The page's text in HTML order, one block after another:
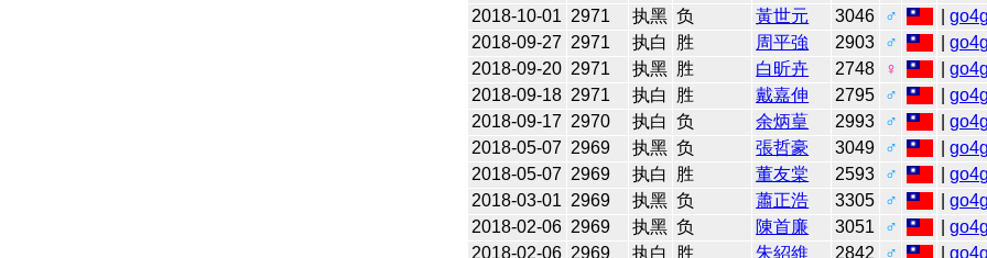
2018-10-01 2971 执黑 负 黃世元 3046 ♂ |
2018-09-27 2971 执白 胜 周平強 2903 ♂ |
2018-09-20 2971 执黑 胜 白昕卉 2748 ♀ |
2018-09-18 2971 执白 胜 戴嘉伸 2795 ♂ |
2018-09-17 2970 执白 负 余炳葟 2993 ♂ |
2018-05-07 2969 执黑 负 張哲豪 3049 ♂ |
2018-05-07 2969 执白 胜 董友棠 2593 ♂ |
2018-03-01 2969 执黑 负 蕭正浩 3305 ♂ |
2018-02-06 2969 执黑 负 陳首廉 3051 ♂ |
2018-02-06 2969 执白 胜 朱紹維 2842 ♂ |